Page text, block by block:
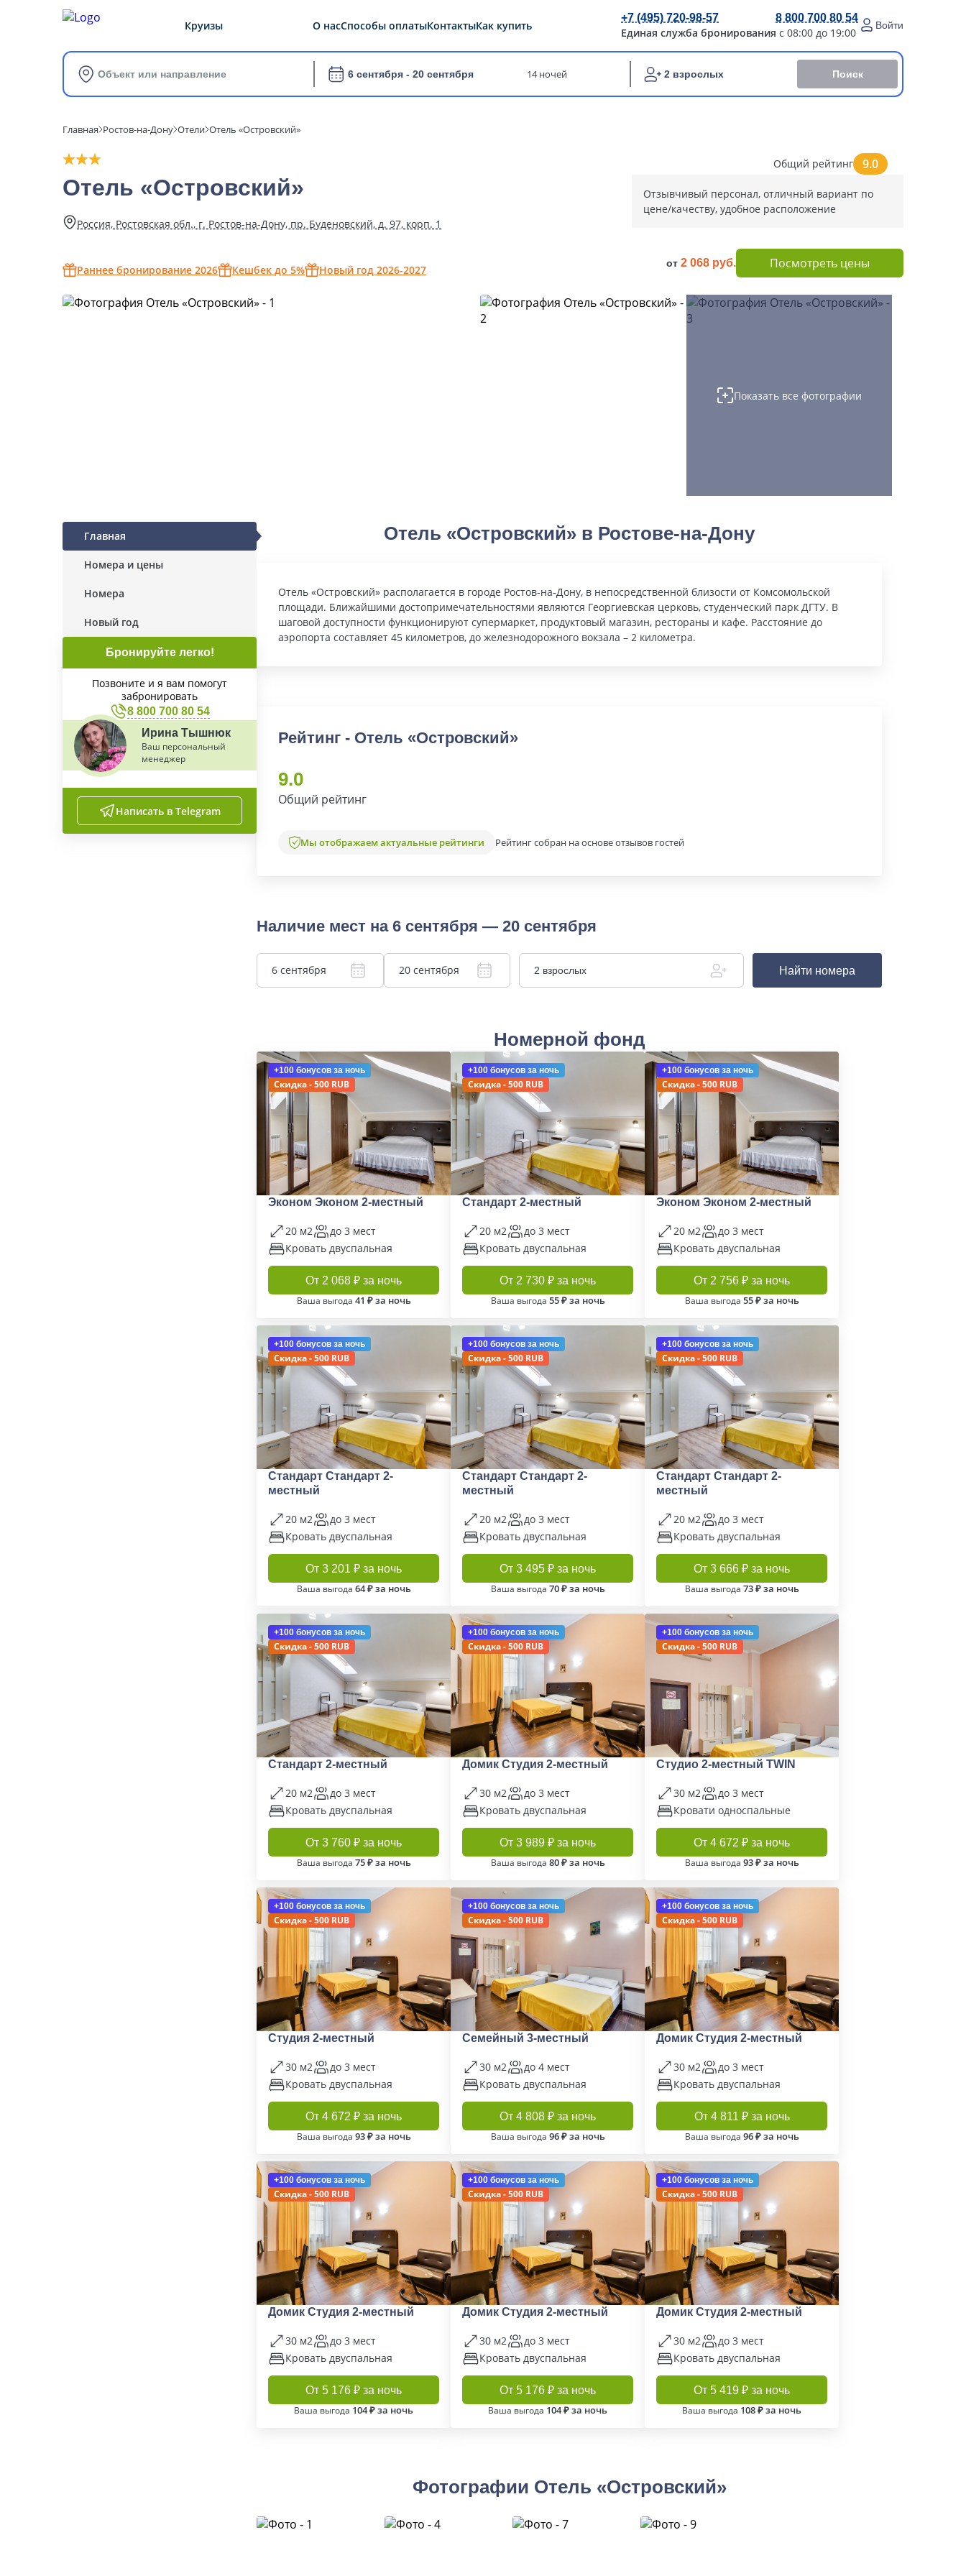
Круизы О насСпособы оплатыКонтактыКак купить
+7 (495) 720-98-57 8 800 700 80 54
Единая служба бронирования с 08:00 до 19:00
Войти
Объект или направление 6 сентября - 20 сентября 14 ночей 2 взрослых Поиск
Главная Ростов-на-Дону Отели Отель «Островский»
Отель «Островский»
Россия, Ростовская обл., г. Ростов-на-Дону, пр. Буденовский, д. 97, корп. 1
Раннее бронирование 2026 Кешбек до 5% Новый год 2026-2027
Общий рейтинг 9.0
Отзывчивый персонал, отличный вариант по
цене/качеству, удобное расположение
от 2 068 руб. Посмотреть цены
Показать все фотографии
Главная
Номера и цены
Номера
Новый год
Бронируйте легко!
Позвоните и я вам помогут
забронировать
8 800 700 80 54
Ирина Тышнюк
Ваш персональный
менеджер
Написать в Telegram
Отель «Островский» в Ростове-на-Дону
Отель «Островский» располагается в городе Ростов-на-Дону, в непосредственной близости от Комсомольской
площади. Ближайшими достопримечательностями являются Георгиевская церковь, студенческий парк ДГТУ. В
шаговой доступности функционируют супермаркет, продуктовый магазин, рестораны и кафе. Расстояние до
аэропорта составляет 45 километров, до железнодорожного вокзала – 2 километра.
Рейтинг - Отель «Островский»
9.0
Общий рейтинг
Мы отображаем актуальные рейтинги Рейтинг собран на основе отзывов гостей
Наличие мест на 6 сентября — 20 сентября
6 сентября 20 сентября 2 взрослых Найти номера
Номерной фонд
+100 бонусов за ночь
Скидка - 500 RUB
Эконом Эконом 2-местный
20 м2
до 3 мест
Кровать двуспальная
От 2 068 ₽ за ночь
Ваша выгода 41 ₽ за ночь
+100 бонусов за ночь
Скидка - 500 RUB
Стандарт 2-местный
20 м2
до 3 мест
Кровать двуспальная
От 2 730 ₽ за ночь
Ваша выгода 55 ₽ за ночь
+100 бонусов за ночь
Скидка - 500 RUB
Эконом Эконом 2-местный
20 м2
до 3 мест
Кровать двуспальная
От 2 756 ₽ за ночь
Ваша выгода 55 ₽ за ночь
+100 бонусов за ночь
Скидка - 500 RUB
Стандарт Стандарт 2-
местный
20 м2
до 3 мест
Кровать двуспальная
От 3 201 ₽ за ночь
Ваша выгода 64 ₽ за ночь
+100 бонусов за ночь
Скидка - 500 RUB
Стандарт Стандарт 2-
местный
20 м2
до 3 мест
Кровать двуспальная
От 3 495 ₽ за ночь
Ваша выгода 70 ₽ за ночь
+100 бонусов за ночь
Скидка - 500 RUB
Стандарт Стандарт 2-
местный
20 м2
до 3 мест
Кровать двуспальная
От 3 666 ₽ за ночь
Ваша выгода 73 ₽ за ночь
+100 бонусов за ночь
Скидка - 500 RUB
Стандарт 2-местный
20 м2
до 3 мест
Кровать двуспальная
От 3 760 ₽ за ночь
Ваша выгода 75 ₽ за ночь
+100 бонусов за ночь
Скидка - 500 RUB
Домик Студия 2-местный
30 м2
до 3 мест
Кровать двуспальная
От 3 989 ₽ за ночь
Ваша выгода 80 ₽ за ночь
+100 бонусов за ночь
Скидка - 500 RUB
Студио 2-местный TWIN
30 м2
до 3 мест
Кровати односпальные
От 4 672 ₽ за ночь
Ваша выгода 93 ₽ за ночь
+100 бонусов за ночь
Скидка - 500 RUB
Студия 2-местный
30 м2
до 3 мест
Кровать двуспальная
От 4 672 ₽ за ночь
Ваша выгода 93 ₽ за ночь
+100 бонусов за ночь
Скидка - 500 RUB
Семейный 3-местный
30 м2
до 4 мест
Кровать двуспальная
От 4 808 ₽ за ночь
Ваша выгода 96 ₽ за ночь
+100 бонусов за ночь
Скидка - 500 RUB
Домик Студия 2-местный
30 м2
до 3 мест
Кровать двуспальная
От 4 811 ₽ за ночь
Ваша выгода 96 ₽ за ночь
+100 бонусов за ночь
Скидка - 500 RUB
Домик Студия 2-местный
30 м2
до 3 мест
Кровать двуспальная
От 5 176 ₽ за ночь
Ваша выгода 104 ₽ за ночь
+100 бонусов за ночь
Скидка - 500 RUB
Домик Студия 2-местный
30 м2
до 3 мест
Кровать двуспальная
От 5 176 ₽ за ночь
Ваша выгода 104 ₽ за ночь
+100 бонусов за ночь
Скидка - 500 RUB
Домик Студия 2-местный
30 м2
до 3 мест
Кровать двуспальная
От 5 419 ₽ за ночь
Ваша выгода 108 ₽ за ночь
Фотографии Отель «Островский»